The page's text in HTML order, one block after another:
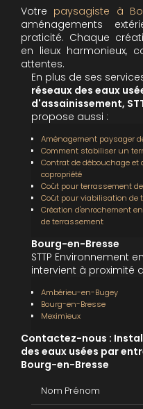
Votre paysagiste à
aménagements
praticité. Chaque
en lieux harmonieux,
attentes.
En plus de ses
réseaux des eaux
d'assainissement,
propose aussi :
Aménagement paysager
Comment stabiliser un
Contrat de débouchage
copropriété
Coût pour terrassement
Coût pour viabilisation de
Création d'enrochement
de terrassement
Bourg-en-Bresse
STTP Environnement
intervient à proximité
Ambérieu-en-Bugey
Bourg-en-Bresse
Meximieux
Contactez-nous :
des eaux usées par
Bourg-en-Bresse